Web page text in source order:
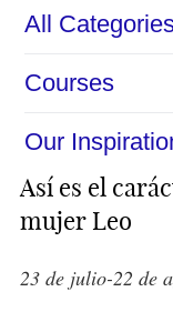
Así es el
mujer Leo
23 de julio-22 de